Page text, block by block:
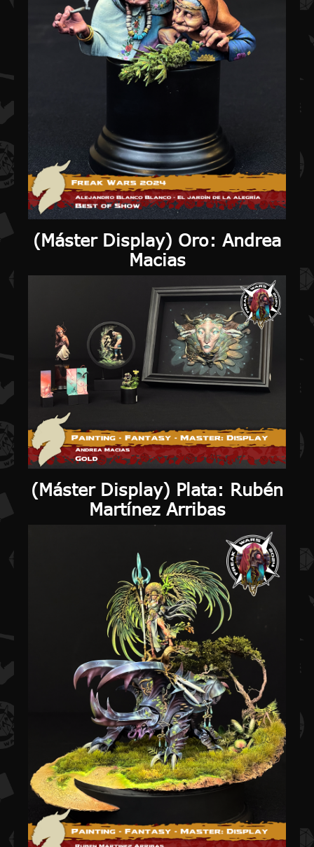
(Máster Display) Oro: Andrea
Macias
(Máster Display) Plata: Rubén
Martínez Arribas